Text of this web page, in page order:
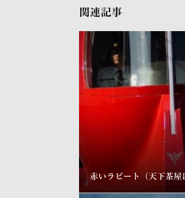
関連記事
赤いラピート（天下茶屋